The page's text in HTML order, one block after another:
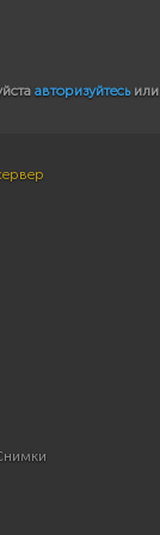
авторизуйтесьили